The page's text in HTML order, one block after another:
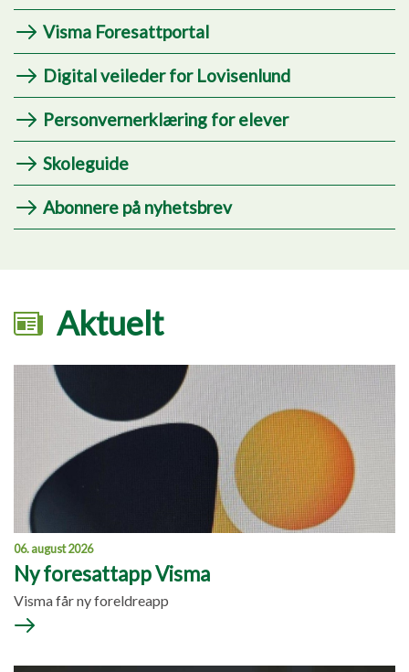
Visma Foresattportal
Digital veileder for Lovisenlund
Personvernerklæring for elever
Skoleguide
Abonnere på nyhetsbrev
Aktuelt
06. august 2026
Ny foresattapp Visma
Visma får ny foreldreapp